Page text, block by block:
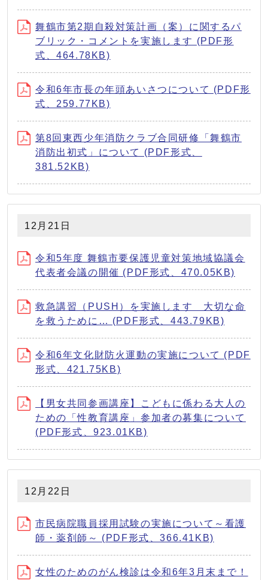
舞鶴市第2期自殺対策計画（案）に関するパ
ブリック・コメントを実施します (PDF形
式、464.78KB)
令和6年市長の年頭あいさつについて (PDF形
式、259.77KB)
第8回東西少年消防クラブ合同研修「舞鶴市
消防出初式」について (PDF形式、
381.52KB)
12月21日
令和5年度 舞鶴市要保護児童対策地域協議会
代表者会議の開催 (PDF形式、470.05KB)
救急講習（PUSH）を実施します 大切な命
を救うために… (PDF形式、443.79KB)
令和6年文化財防火運動の実施について (PDF
形式、421.75KB)
【男女共同参画講座】こどもに係わる大人の
ための「性教育講座」参加者の募集について
(PDF形式、923.01KB)
12月22日
市民病院職員採用試験の実施について～看護
師・薬剤師～ (PDF形式、366.41KB)
女性のためのがん検診は令和6年3月末まで！